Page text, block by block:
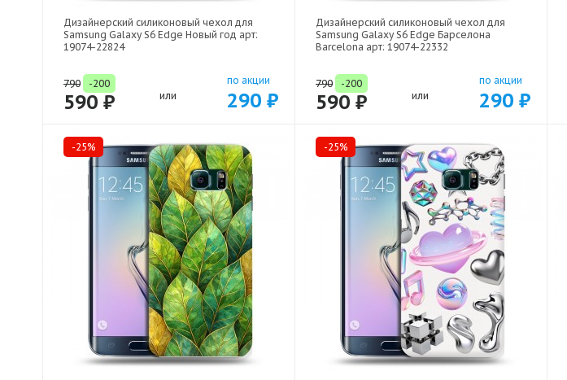
Дизайнерский силиконовый чехол для
Samsung Galaxy S6 Edge Новый год арт:
19074-22824
790 -200
590 ₽ или
по акции
290 ₽
Дизайнерский силиконовый чехол для
Samsung Galaxy S6 Edge Барселона
Barcelona арт: 19074-22332
790 -200
590 ₽ или
по акции
290 ₽
-25% -25%